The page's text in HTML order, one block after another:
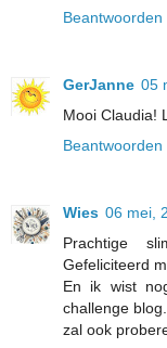
Beantwoorden
GerJanne 05
Mooi Claudia!
Beantwoorden
Wies 06 mei,
Prachtige
Gefeliciteerd
En ik wist
challenge
zal ook